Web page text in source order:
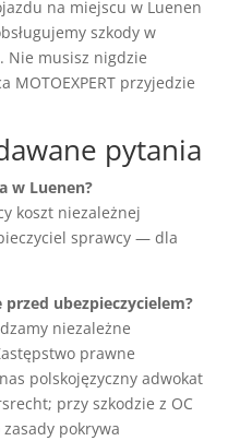
na miejscu w Luenen
szkody w
Nie musisz nigdzie
przyjedzie
pytania
w Luenen?
koszt niezależnej
sprawcy — dla
ubezpieczycielem?
niezależne
prawne
polskojęzyczny adwokat
przy szkodzie z OC
pokrywa